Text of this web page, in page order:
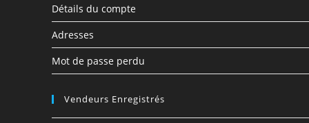
Détails du compte
Adresses
Mot de passe perdu
Vendeurs Enregistrés